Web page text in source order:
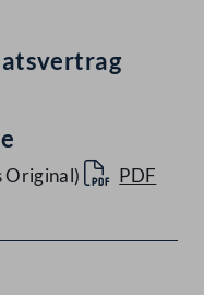
Original) PDF